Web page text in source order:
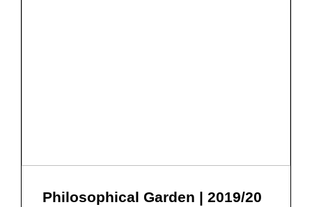
Philosophical Garden | 2019/20